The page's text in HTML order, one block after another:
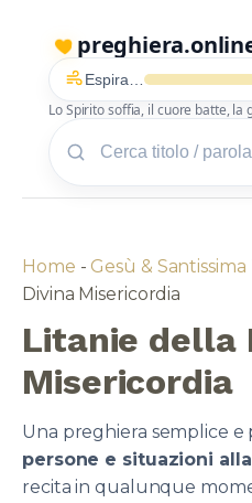
Inspira…
Lo Spirito soffia, il cuore batte, la
Home - Gesù &
Divina Misericordia
Litanie della
Misericordia
Una preghiera semplice
persone e situazioni
recita in qualunque